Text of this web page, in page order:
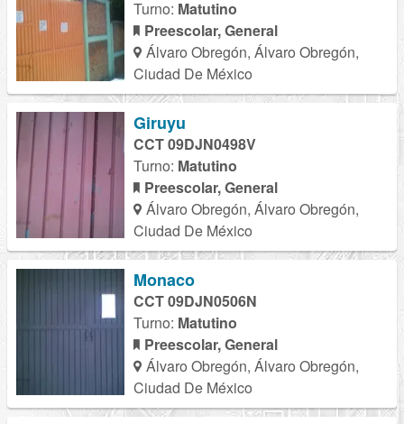
Turno: Matutino
Preescolar, General
Álvaro Obregón, Álvaro Obregón,
Ciudad De México
Giruyu
CCT 09DJN0498V
Turno: Matutino
Preescolar, General
Álvaro Obregón, Álvaro Obregón,
Ciudad De México
Monaco
CCT 09DJN0506N
Turno: Matutino
Preescolar, General
Álvaro Obregón, Álvaro Obregón,
Ciudad De México